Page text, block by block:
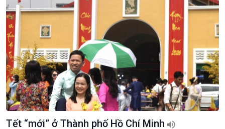
Giới thiệu
Thời sự
Tết “mới” ở Thành phố Hồ Chí Minh